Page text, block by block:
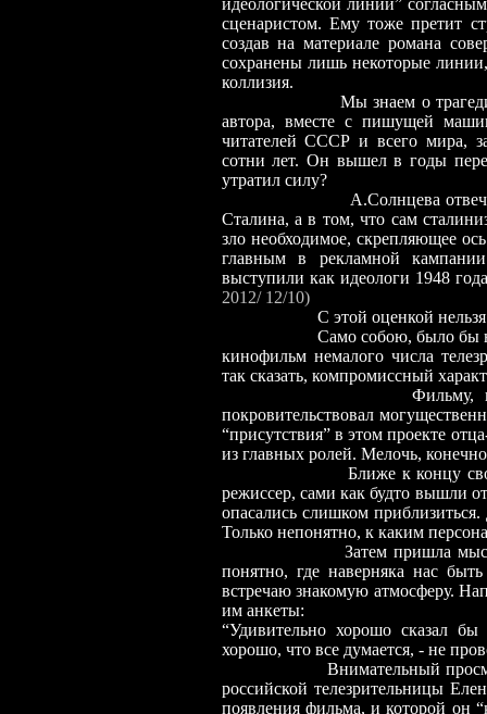
идеологической линии”
сценаристом. Ему тоже претит
создав на материале романа
сохранены лишь некоторые
коллизия.
Мы знаем о
автора, вместе с пишущей
читателей СССР и всего мира,
сотни лет. Он вышел в годы
утратил силу?
А.Солнцева
Сталина, а в том, что сам
зло необходимое, скрепляющее
главным в рекламной
выступили как идеологи 1948
2012/ 12/10)
С этой оценкой нельзя
Само собою, было бы
кинофильм немалого числа
так сказать, компромиссный
Фильму,
покровительствовал
“присутствия” в этом проекте
из главных ролей. Мелочь,
Ближе к концу
режиссер, сами как будто вышли
опасались слишком
Только непонятно, к каким
Затем пришла
понятно, где наверняка нас
встречаю знакомую атмосферу.
им анкеты:
“Удивительно хорошо сказал
хорошо, что все думается, -не
Внимательный
российской телезрительницы
появления фильма, и которой он